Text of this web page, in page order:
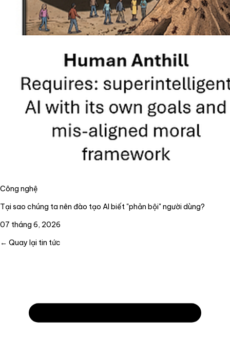
Công nghệ
Tại sao chúng ta nên đào tạo AI biết "phản bội" người dùng?
07 tháng 6, 2026
← Quay lại tin tức